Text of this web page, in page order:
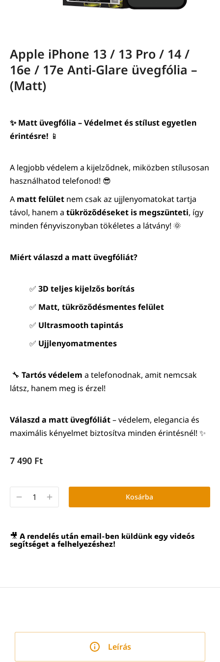
Apple iPhone 13 / 13 Pro / 14 /
16e / 17e Anti-Glare üvegfólia –
(Matt)
✨ Matt üvegfólia – Védelmet és stílust egyetlen
érintésre! 📱
A legjobb védelem a kijelződnek, miközben stílusosan
használhatod telefonod! 😎
A matt felület nem csak az ujjlenyomatokat tartja
távol, hanem a tükröződéseket is megszünteti, így
minden fényviszonyban tökéletes a látvány! 🌞
Miért válaszd a matt üvegfóliát?
✅ 3D teljes kijelzős borítás
✅ Matt, tükröződésmentes felület
✅ Ultrasmooth tapintás
✅ Ujjlenyomatmentes
🔧 Tartós védelem a telefonodnak, amit nemcsak
látsz, hanem meg is érzel!
Válaszd a matt üvegfóliát– védelem, elegancia és
maximális kényelmet biztosítva minden érintésnél! ✨
7 490 Ft
Kosárba
🎥 A rendelés után email-ben küldünk egy videós
segítséget a felhelyezéshez!
Leírás